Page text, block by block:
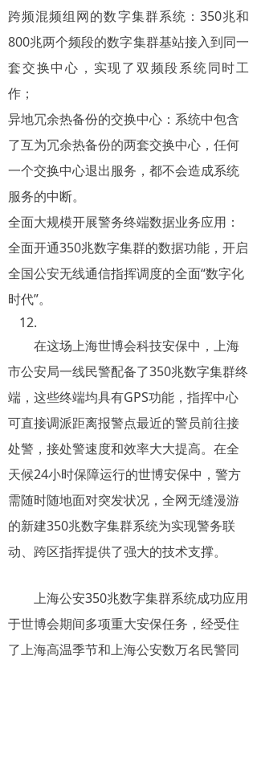
跨频混频组网的数字集群系统：350兆和
800兆两个频段的数字集群基站接入到同一
套交换中心，实现了双频段系统同时工
作；
异地冗余热备份的交换中心：系统中包含
了互为冗余热备份的两套交换中心，任何
一个交换中心退出服务，都不会造成系统
服务的中断。
全面大规模开展警务终端数据业务应用：
全面开通350兆数字集群的数据功能，开启
全国公安无线通信指挥调度的全面“数字化
时代”。
在这场上海世博会科技安保中，上海
市公安局一线民警配备了350兆数字集群终
端，这些终端均具有GPS功能，指挥中心
可直接调派距离报警点最近的警员前往接
处警，接处警速度和效率大大提高。在全
天候24小时保障运行的世博安保中，警方
需随时随地面对突发状况，全网无缝漫游
的新建350兆数字集群系统为实现警务联
动、跨区指挥提供了强大的技术支撑。
上海公安350兆数字集群系统成功应用
于世博会期间多项重大安保任务，经受住
了上海高温季节和上海公安数万名民警同